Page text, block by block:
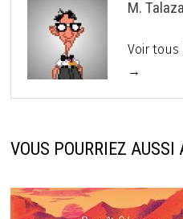
M.
Voir tous
→
VOUS POURRIEZ AUSSI